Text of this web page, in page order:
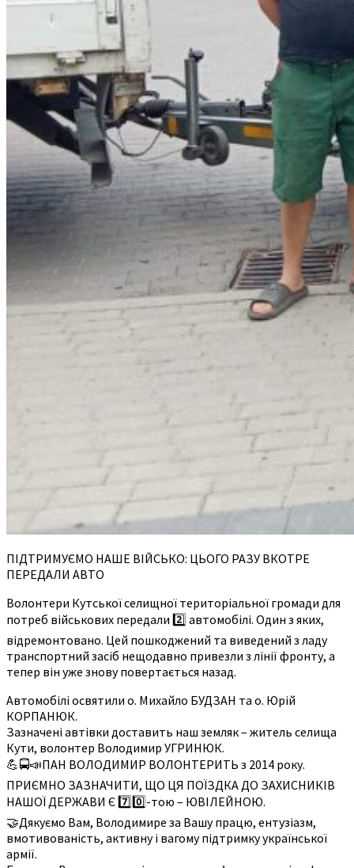
ПІДТРИМУЄМО НАШЕ ВІЙСЬКО: ЦЬОГО РАЗУ ВКОТРЕ
ПЕРЕДАЛИ АВТО
Волонтери Кутської селищної територіальної громади для
потреб військових передали 2️⃣ автомобілі. Один з яких,
відремонтовано. Цей пошкоджений та виведений з ладу
транспортний засіб нещодавно привезли з лінії фронту, а
тепер він уже знову повертається назад.
Автомобілі освятили о. Михайло БУДЗАН та о. Юрій
КОРПАНЮК.
Зазначені автівки доставить наш земляк – житель селища
Кути, волонтер Володимир УГРИНЮК.
💪🚍📣ПАН ВОЛОДИМИР ВОЛОНТЕРИТЬ з 2014 року.
ПРИЄМНО ЗАЗНАЧИТИ, ЩО ЦЯ ПОЇЗДКА ДО ЗАХИСНИКІВ
НАШОЇ ДЕРЖАВИ Є 7️⃣0️⃣-тою – ЮВІЛЕЙНОЮ.
🤝Дякуємо Вам, Володимире за Вашу працю, ентузіазм,
вмотивованість, активну і вагому підтримку української
армії.